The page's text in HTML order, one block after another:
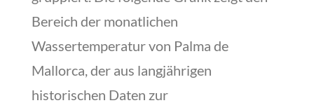
Bereich der monatlichen
Wassertemperatur von Palma de
Mallorca, der aus langjährigen
historischen Daten zur